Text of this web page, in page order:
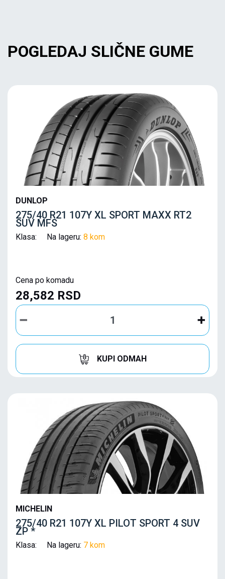
POGLEDAJ SLIČNE GUME
DUNLOP
275/40 R21 107Y XL SPORT MAXX RT2
SUV MFS
Klasa: Na lageru: 8 kom
Cena po komadu
28,582 RSD
KUPI ODMAH
MICHELIN
275/40 R21 107Y XL PILOT SPORT 4 SUV
ZP *
Klasa: Na lageru: 7 kom